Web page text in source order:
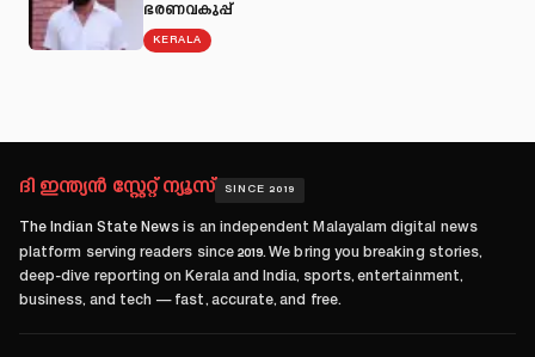
ഭരണവകുപ്പ്
KERALA
ദി ഇന്ത്യൻ സ്റ്റേറ്റ് ന്യൂസ് SINCE 2019
The Indian State News is an independent Malayalam digital news
platform serving readers since 2019. We bring you breaking stories,
deep-dive reporting on Kerala and India, sports, entertainment,
business, and tech — fast, accurate, and free.